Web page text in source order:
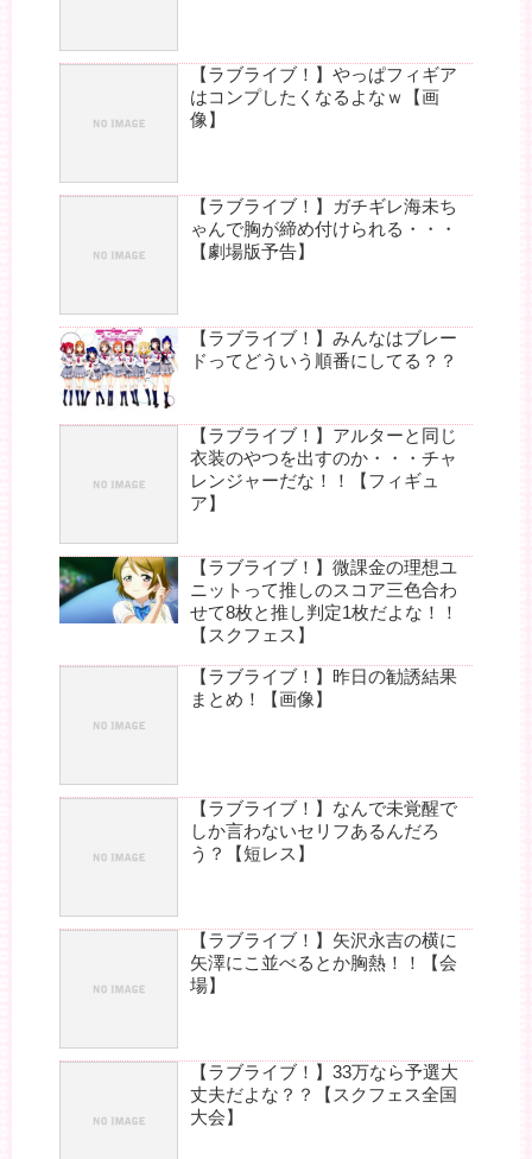
【ラブライブ！】やっぱフィギア
はコンプしたくなるよなｗ【画
像】
【ラブライブ！】ガチギレ海未ち
ゃんで胸が締め付けられる・・・
【劇場版予告】
【ラブライブ！】みんなはブレー
ドってどういう順番にしてる？？
【ラブライブ！】アルターと同じ
衣装のやつを出すのか・・・チャ
レンジャーだな！！【フィギュ
ア】
【ラブライブ！】微課金の理想ユ
ニットって推しのスコア三色合わ
せて8枚と推し判定1枚だよな！！
【スクフェス】
【ラブライブ！】昨日の勧誘結果
まとめ！【画像】
【ラブライブ！】なんで未覚醒で
しか言わないセリフあるんだろ
う？【短レス】
【ラブライブ！】矢沢永吉の横に
矢澤にこ並べるとか胸熱！！【会
場】
【ラブライブ！】33万なら予選大
丈夫だよな？？【スクフェス全国
大会】